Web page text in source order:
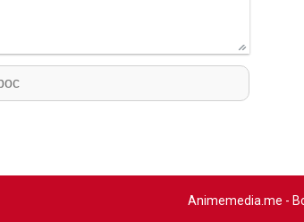
Animemedia.me -